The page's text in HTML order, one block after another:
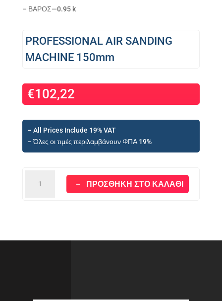
– ΒΑΡΟΣ—0.95 k
PROFESSIONAL AIR SANDING
MACHINE 150mm
€102,22
– All Prices Include 19% VAT
– Όλες οι τιμές περιλαμβάνουν ΦΠΑ 19%
PROFESSIONAL
ΠΡΟΣΘΉΚΗ ΣΤΟ ΚΑΛΆΘΙ